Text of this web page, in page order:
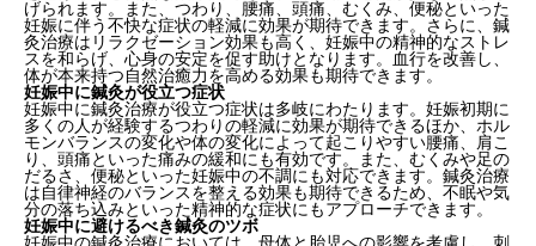
げられます。また、つわり、腰痛、頭痛、むくみ、便秘といった
妊娠に伴う不快な症状の軽減に効果が期待できます。さらに、鍼
灸治療はリラクゼーション効果も高く、妊娠中の精神的なストレ
スを和らげ、心身の安定を促す助けとなります。血行を改善し、
体が本来持つ自然治癒力を高める効果も期待できます。
妊娠中に鍼灸が役立つ症状
妊娠中に鍼灸治療が役立つ症状は多岐にわたります。妊娠初期に
多くの人が経験するつわりの軽減に効果が期待できるほか、ホル
モンバランスの変化や体の変化によって起こりやすい腰痛、肩こ
り、頭痛といった痛みの緩和にも有効です。また、むくみや足の
だるさ、便秘といった妊娠中の不調にも対応できます。鍼灸治療
は自律神経のバランスを整える効果も期待できるため、不眠や気
分の落ち込みといった精神的な症状にもアプローチできます。
妊娠中に避けるべき鍼灸のツボ